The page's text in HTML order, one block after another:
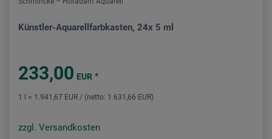
Künstler-Aquarellfarbkasten, 24x 5 ml
233,00 EUR *
1 l = 1.941,67 EUR / (netto: 1.631,66 EUR)
zzgl. Versandkosten